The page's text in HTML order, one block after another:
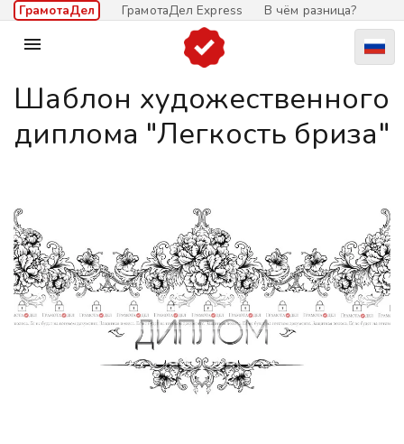
ГрамотаДел ГрамотаДел Express В чём разница?

Шаблон художественного
диплома "Легкость бриза"